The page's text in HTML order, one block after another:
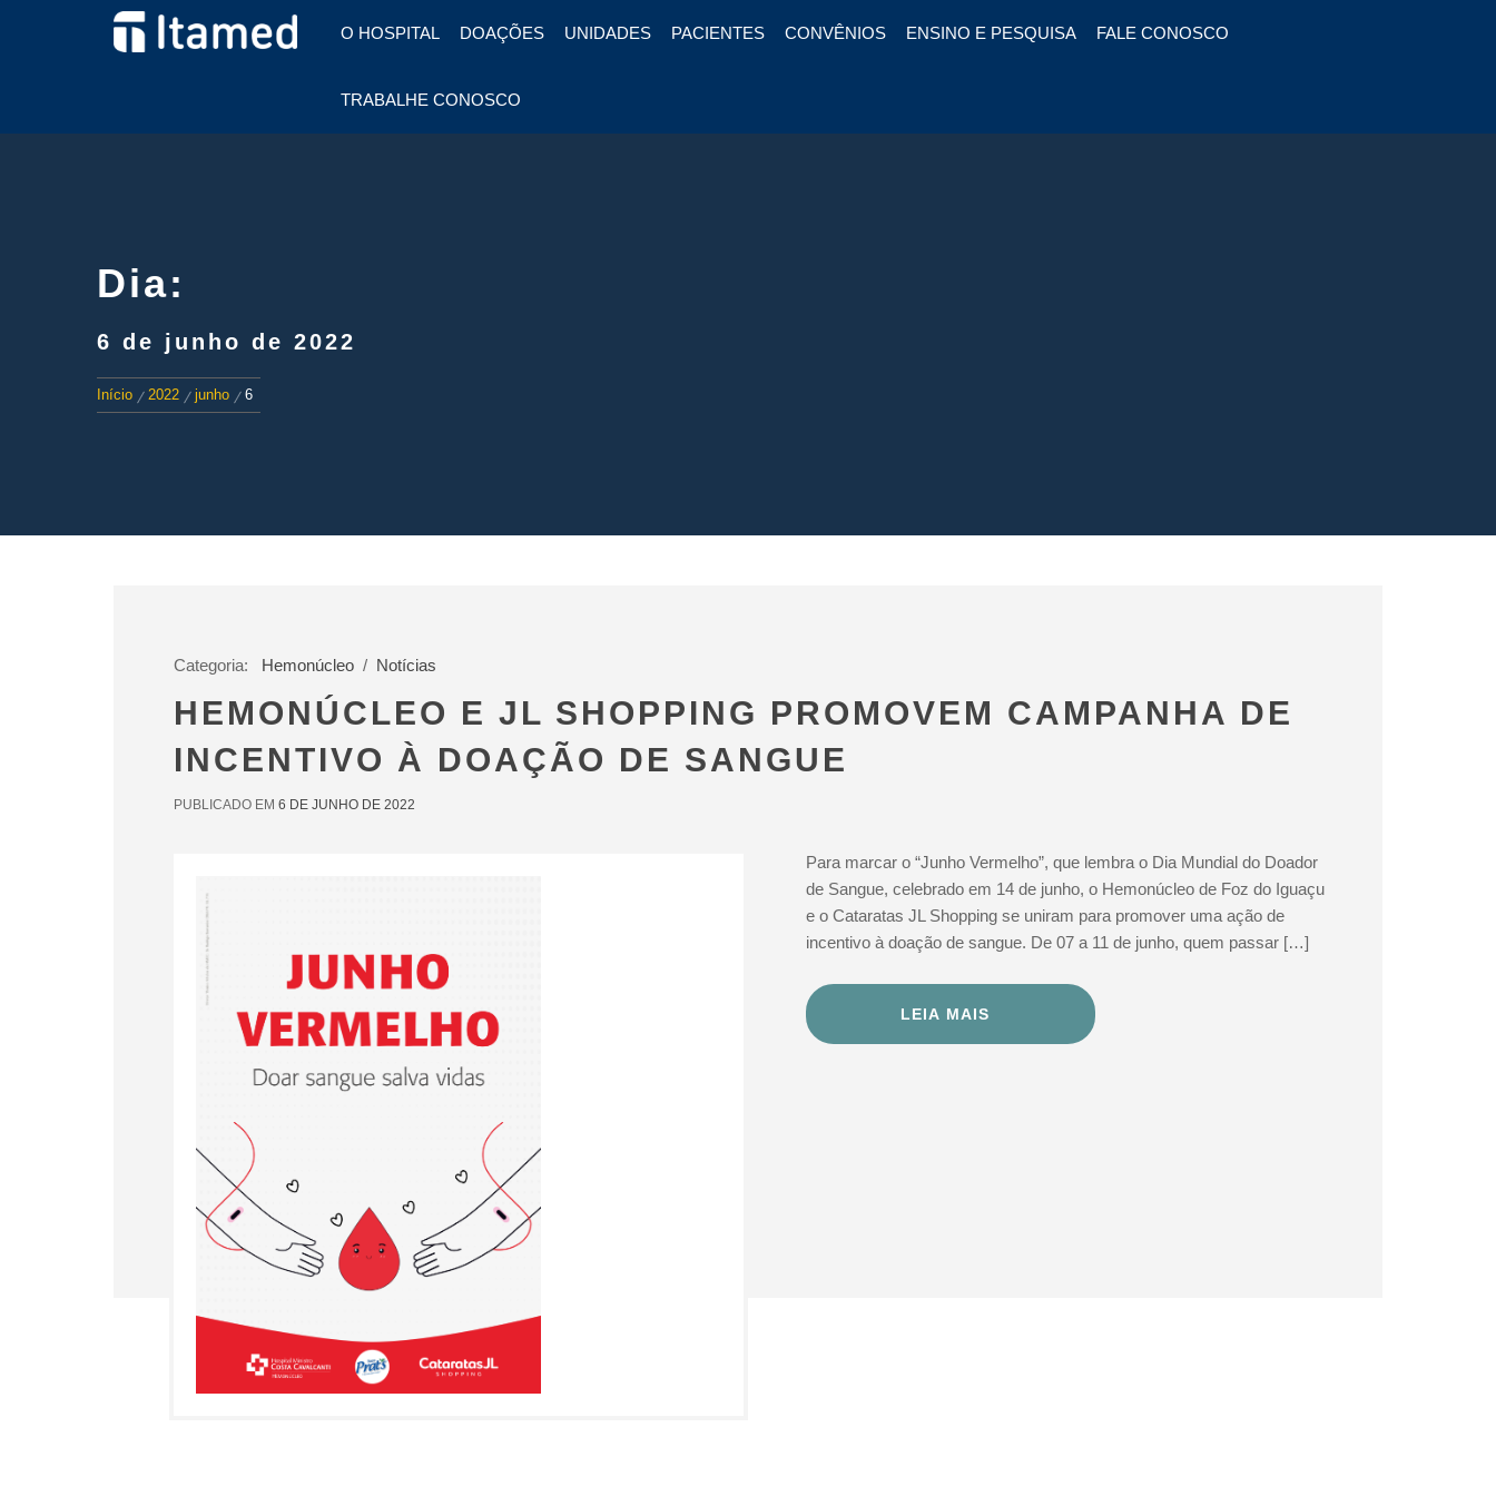
HOSPITAL
ITAMED
HOSPITAL EM FOZ DO
IGUAÇU
O HOSPITAL DOAÇÕES UNIDADES PACIENTES CONVÊNIOS ENSINO E PESQUISA FALE CONOSCO
TRABALHE CONOSCO
Dia:
6 de junho de 2022
Início 2022 junho 6
Categoria: Hemonúcleo / Notícias
HEMONÚCLEO E JL SHOPPING PROMOVEM CAMPANHA DE
INCENTIVO À DOAÇÃO DE SANGUE
PUBLICADO EM 6 DE JUNHO DE 2022
Para marcar o “Junho Vermelho”, que lembra o Dia Mundial do Doador
de Sangue, celebrado em 14 de junho, o Hemonúcleo de Foz do Iguaçu
e o Cataratas JL Shopping se uniram para promover uma ação de
incentivo à doação de sangue. De 07 a 11 de junho, quem passar […]
LEIA MAIS